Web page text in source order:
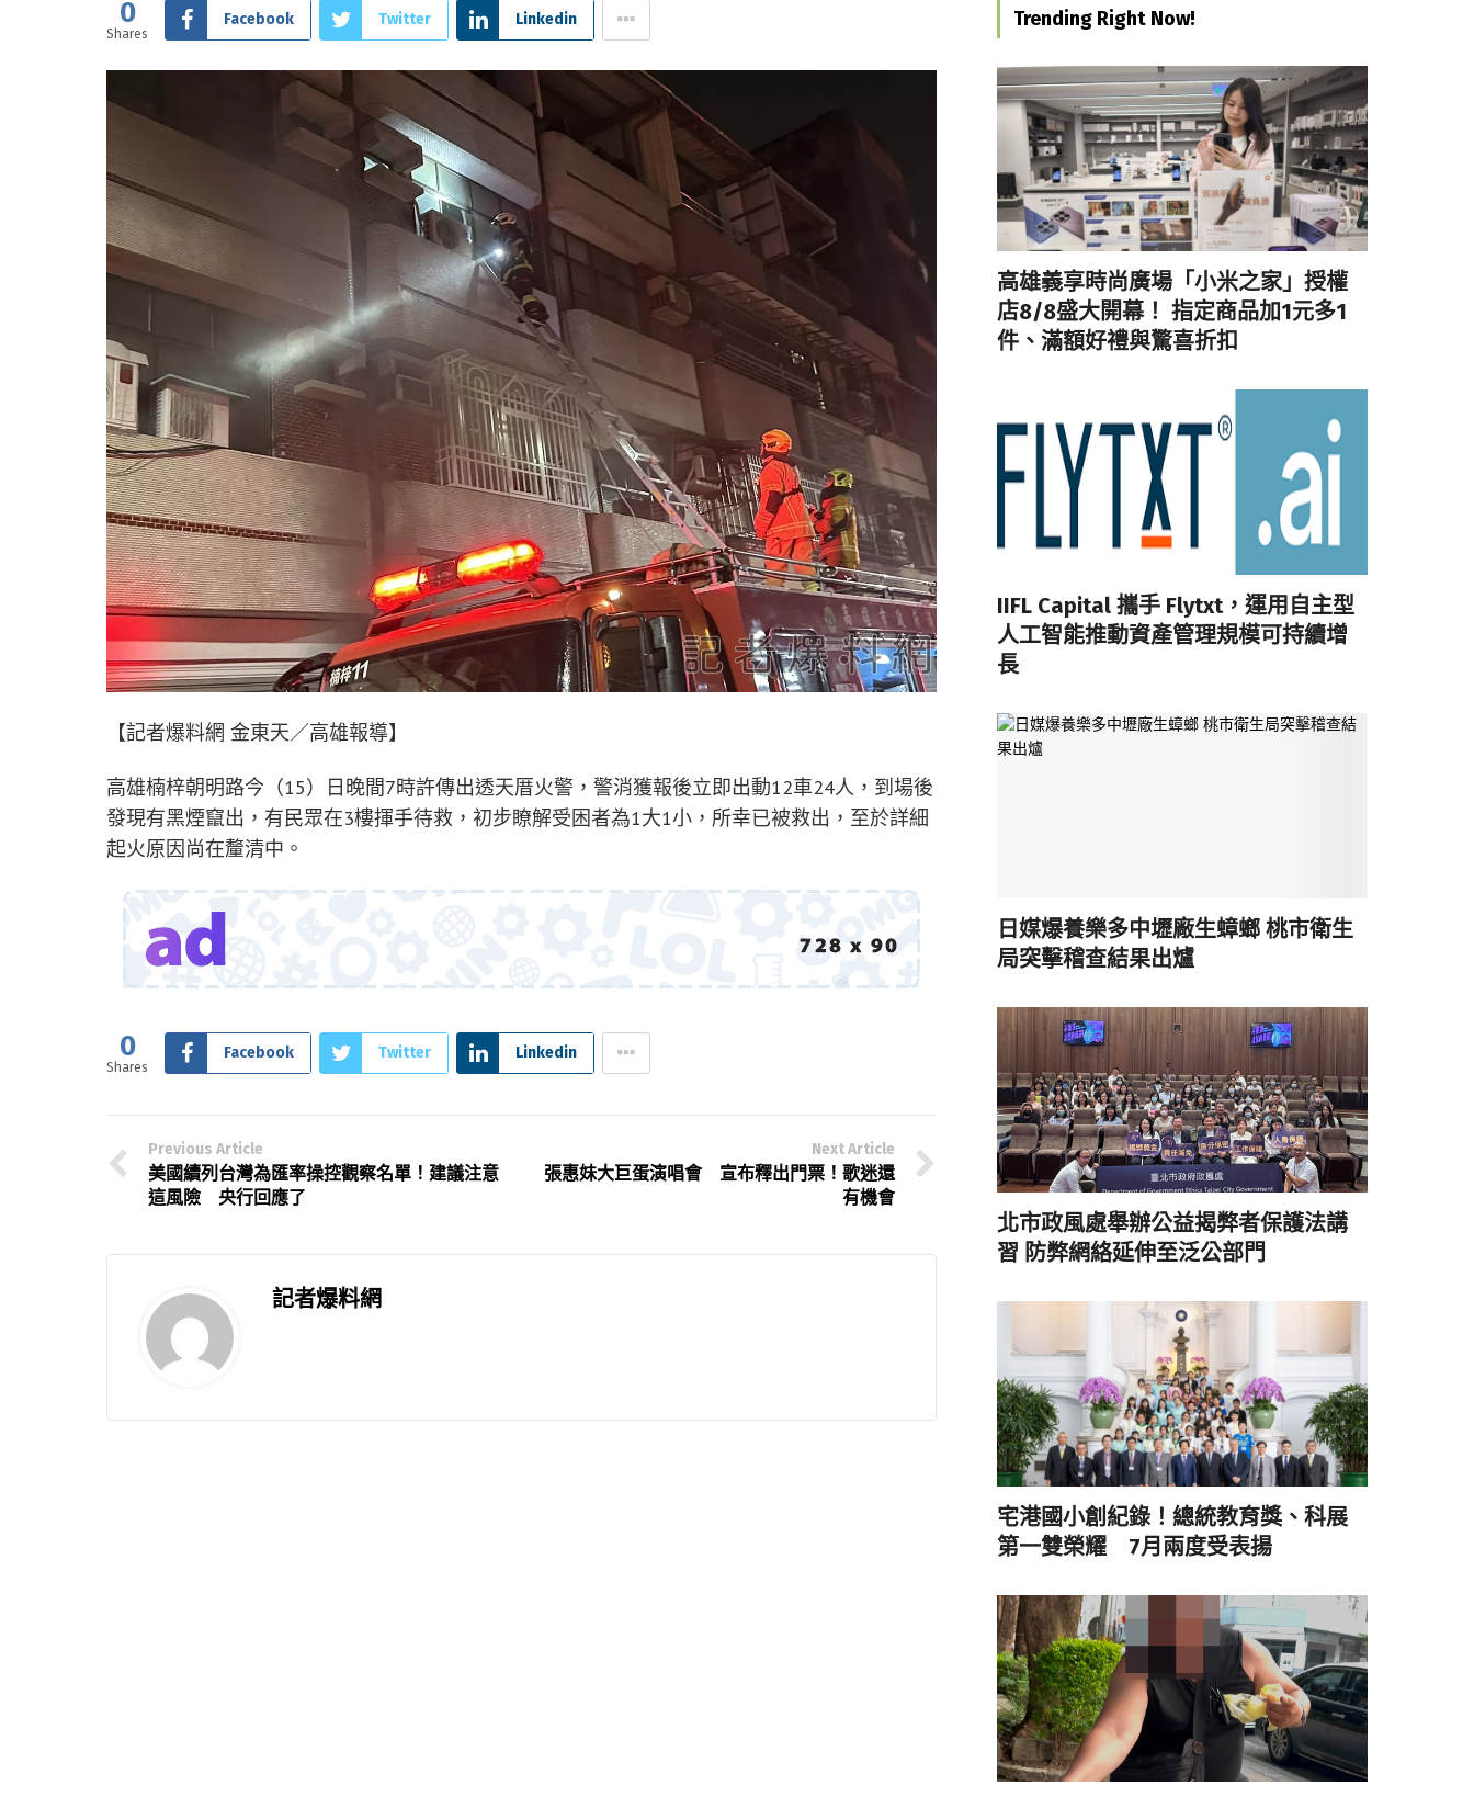
0
Shares
Facebook Twitter Linkedin
【記者爆料網 金東天／高雄報導】
高雄楠梓朝明路今（15）日晚間7時許傳出透天厝火警，警消獲報後立即出動12車24人，到場後
發現有黑煙竄出，有民眾在3樓揮手待救，初步瞭解受困者為1大1小，所幸已被救出，至於詳細
起火原因尚在釐清中。
0
Shares
Facebook Twitter Linkedin
Previous Article
美國續列台灣為匯率操控觀察名單！建議注意
這風險 央行回應了
Next Article
張惠妹大巨蛋演唱會 宣布釋出門票！歌迷還
有機會
記者爆料網
Trending Right Now!
高雄義享時尚廣場「小米之家」授權
店8/8盛大開幕！ 指定商品加1元多1
件、滿額好禮與驚喜折扣
IIFL Capital 攜手 Flytxt，運用自主型
人工智能推動資產管理規模可持續增
長
日媒爆養樂多中壢廠生蟑螂 桃市衛生
局突擊稽查結果出爐
北市政風處舉辦公益揭弊者保護法講
習 防弊網絡延伸至泛公部門
宅港國小創紀錄！總統教育獎、科展
第一雙榮耀 7月兩度受表揚